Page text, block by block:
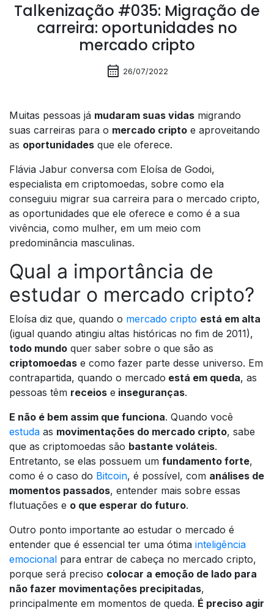
Talkenização #035: Migração de
carreira: oportunidades no
mercado cripto
calendar_month 26/07/2022
Muitas pessoas já mudaram suas vidas migrando
suas carreiras para o mercado cripto e aproveitando
as oportunidades que ele oferece.
Flávia Jabur conversa com Eloísa de Godoi,
especialista em criptomoedas, sobre como ela
conseguiu migrar sua carreira para o mercado cripto,
as oportunidades que ele oferece e como é a sua
vivência, como mulher, em um meio com
predominância masculinas.
Qual a importância de
estudar o mercado cripto?
Eloísa diz que, quando o mercado cripto está em alta
(igual quando atingiu altas históricas no fim de 2011),
todo mundo quer saber sobre o que são as
criptomoedas e como fazer parte desse universo. Em
contrapartida, quando o mercado está em queda, as
pessoas têm receios e inseguranças.
E não é bem assim que funciona. Quando você
estuda as movimentações do mercado cripto, sabe
que as criptomoedas são bastante voláteis.
Entretanto, se elas possuem um fundamento forte,
como é o caso do Bitcoin, é possível, com análises de
momentos passados, entender mais sobre essas
flutuações e o que esperar do futuro.
Outro ponto importante ao estudar o mercado é
entender que é essencial ter uma ótima inteligência
emocional para entrar de cabeça no mercado cripto,
porque será preciso colocar a emoção de lado para
não fazer movimentações precipitadas,
principalmente em momentos de queda. É preciso agir